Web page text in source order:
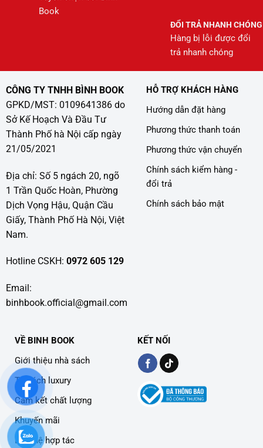
Book
ĐỔI TRẢ NHANH CHÓNG
Hàng bị lỗi được đổi
trả nhanh chóng
CÔNG TY TNHH BÌNH BOOK
GPKD/MST: 0109641386 do
Sở Kế Hoạch Và Đầu Tư
Thành Phố hà Nội cấp ngày
21/05/2021
Địa chỉ: Số 5 ngách 20, ngõ
1 Trần Quốc Hoàn, Phường
Dịch Vọng Hậu, Quận Cầu
Giấy, Thành Phố Hà Nội, Việt
Nam.
Hotline CSKH: 0972 605 129
Email:
binhbook.official@gmail.com
HỖ TRỢ KHÁCH HÀNG
Hướng dẫn đặt hàng
Phương thức thanh toán
Phương thức vận chuyển
Chính sách kiểm hàng -
đổi trả
Chính sách bảo mật
VỀ BINH BOOK
Giới thiệu nhà sách
Tủ sách luxury
Cam kết chất lượng
Khuyến mãi
Liên hệ hợp tác
KẾT NỐI